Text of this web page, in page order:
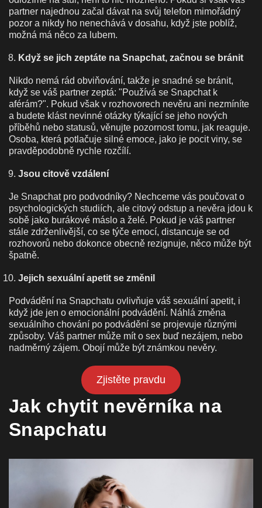
partner najednou začal dávat na svůj telefon mimořádný
pozor a nikdy ho nenechává v dosahu, když jste poblíž,
možná má něco za lubem.
Když se jich zeptáte na Snapchat, začnou se bránit
Nikdo nemá rád obviňování, takže je snadné se bránit,
když se váš partner zeptá: "Používá se Snapchat k
aférám?". Pokud však v rozhovorech nevěru ani nezmíníte
a budete klást nevinné otázky týkající se jeho nových
příběhů nebo statusů, věnujte pozornost tomu, jak reaguje.
Osoba, která potlačuje silné emoce, jako je pocit viny, se
pravděpodobně rychle rozčílí.
Jsou citově vzdálení
Je Snapchat pro podvodníky? Nechceme vás poučovat o
psychologických studiích, ale citový odstup a nevěra jdou k
sobě jako burákové máslo a želé. Pokud je váš partner
stále zdrženlivější, co se týče emocí, distancuje se od
rozhovorů nebo dokonce obecně rezignuje, něco může být
špatně.
Jejich sexuální apetit se změnil
Podvádění na Snapchatu ovlivňuje váš sexuální apetit, i
když jde jen o emocionální podvádění. Náhlá změna
sexuálního chování po podvádění se projevuje různými
způsoby. Váš partner může mít o sex buď nezájem, nebo
nadměrný zájem. Obojí může být známkou nevěry.
Zjistěte pravdu
Jak chytit nevěrníka na
Snapchatu